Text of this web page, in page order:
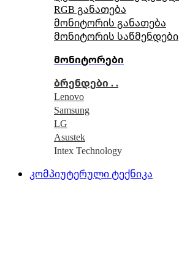
RGB განათება
მონიტორის განათება
მონიტორის საწმენდები
მონიტორები
ბრენდები . .
Lenovo
Samsung
LG
Asustek
Intex Technology
კომპიუტერული ტექნიკა